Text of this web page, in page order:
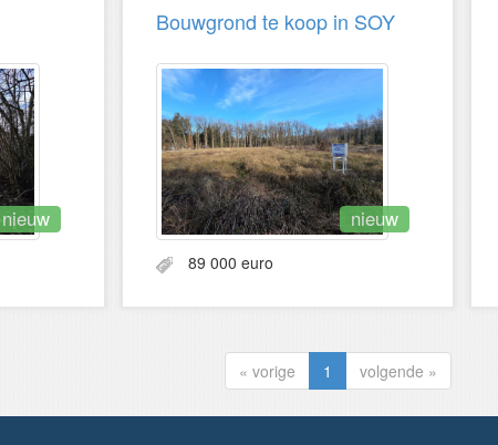
nieuw
Bouwgrond te koop in SOY
nieuw
89 000 euro
« vorige 1 volgende »